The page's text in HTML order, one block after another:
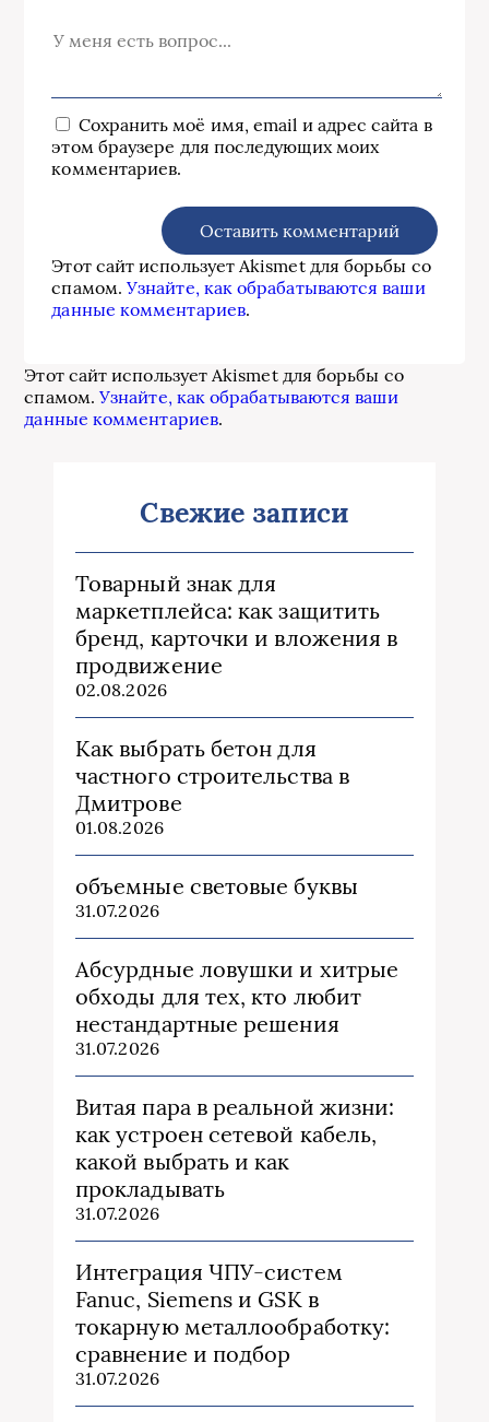
Сохранить моё имя, email и адрес сайта в
этом браузере для последующих моих
комментариев.
Этот сайт использует Akismet для борьбы со
спамом.Узнайте, как обрабатываются ваши
данные комментариев.
Этот сайт использует Akismet для борьбы со
спамом.Узнайте, как обрабатываются ваши
данные комментариев.
Свежие записи
Товарный знак для
маркетплейса: как защитить
бренд, карточки и вложения в
продвижение
02.08.2026
Как выбрать бетон для
частного строительства в
Дмитрове
01.08.2026
объемные световые буквы
31.07.2026
Абсурдные ловушки и хитрые
обходы для тех, кто любит
нестандартные решения
31.07.2026
Витая пара в реальной жизни:
как устроен сетевой кабель,
какой выбрать и как
прокладывать
31.07.2026
Интеграция ЧПУ-систем
Fanuc, Siemens и GSK в
токарную металлообработку:
сравнение и подбор
31.07.2026